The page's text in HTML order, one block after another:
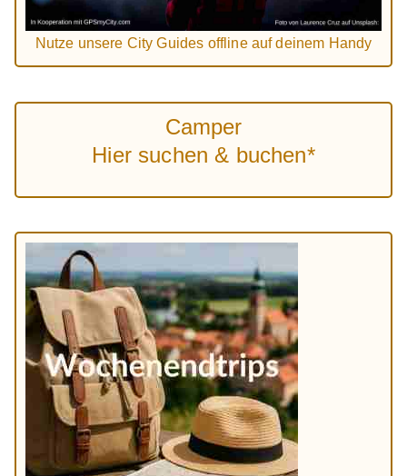
Nutze unsere City Guides offline auf deinem Handy
Camper
Hier suchen & buchen*